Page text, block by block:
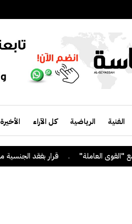
الفنية الرياضية كل الآراء الأخيرة
. قرار بفقد الجنسية من 9 أشخاص